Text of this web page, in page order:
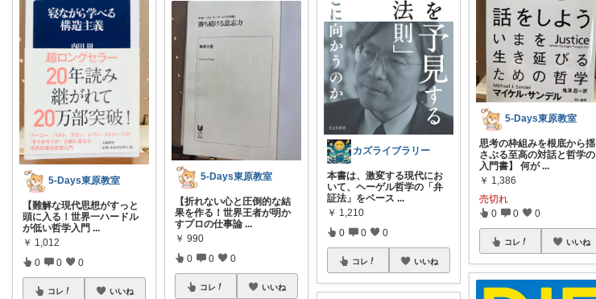
5-Days東原教室
【難解な現代思想がすっと
頭に入る！世界一ハードル
が低い哲学入門 ...
￥ 1,012
0 0 0
コレ いいね
5-Days東原教室
【折れない心と圧倒的な結
果を作る！世界王者が明か
すプロの仕事論 ...
￥ 990
0 0 0
コレ いいね
カズライブラリー
本書は、激変する現代にお
いて、ヘーゲル哲学の「弁
証法」をベース ...
￥ 1,210
0 0 0
コレ いいね
5-Days東原教室
思考の枠組みを根底から揺
さぶる至高の対話と哲学の
入門書】 何が ...
￥ 1,386
売切れ
0 0 0
コレ いいね